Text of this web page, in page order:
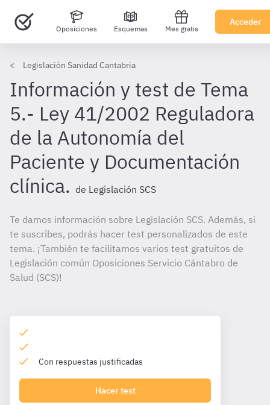
Oposiciones Esquemas Mes gratis
Acceder
Legislación Sanidad Cantabria
Información y test de Tema
5.- Ley 41/2002 Reguladora
de la Autonomía del
Paciente y Documentación
clínica. de Legislación SCS
Te damos información sobre Legislación SCS. Además, si
te suscribes, podrás hacer test personalizados de este
tema. ¡También te facilitamos varios test gratuitos de
Legislación común Oposiciones Servicio Cántabro de
Salud (SCS)!
Con respuestas justificadas
Hacer test